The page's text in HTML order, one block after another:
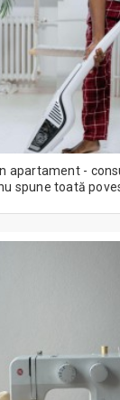
apartament -
spune toată